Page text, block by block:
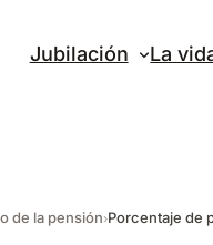
Jubilación La
de la pensión